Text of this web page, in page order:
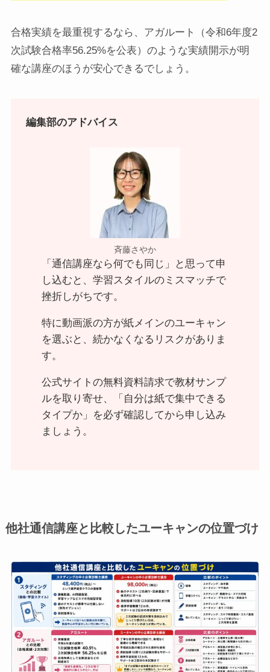
合格実績を最重視するなら、アガルート（令和6年度2
次試験合格率56.25%を公表）のような実績開示が明
確な講座のほうが安心できるでしょう。
編集部のアドバイス
斉藤さやか
「通信講座なら何でも同じ」と思って申
し込むと、学習スタイルのミスマッチで
挫折しがちです。
特に動画派の方が紙メインのユーキャン
を選ぶと、続かなくなるリスクがありま
す。
公式サイトの無料資料請求で教材サンプ
ルを取り寄せ、「自分は紙で集中できる
タイプか」を必ず確認してから申し込み
ましょう。
他社通信講座と比較したユーキャンの位置づけ